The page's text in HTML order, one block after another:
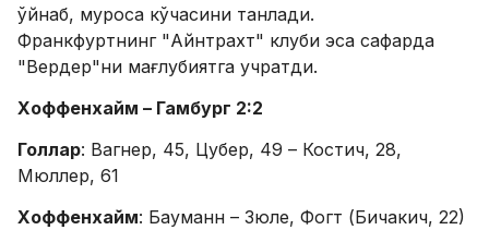
ўйнаб, муроса кўчасини танлади.
Франкфуртнинг "Айнтрахт" клуби эса сафарда
"Вердер"ни мағлубиятга учратди.
Хоффенхайм – Гамбург 2:2
Голлар: Вагнер, 45, Цубер, 49 – Костич, 28,
Мюллер, 61
Хоффенхайм: Бауманн – Зюле, Фогт (Бичакич, 22)